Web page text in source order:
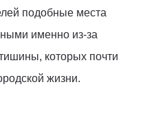
подобные места
именно из-за
которых почти
жизни.